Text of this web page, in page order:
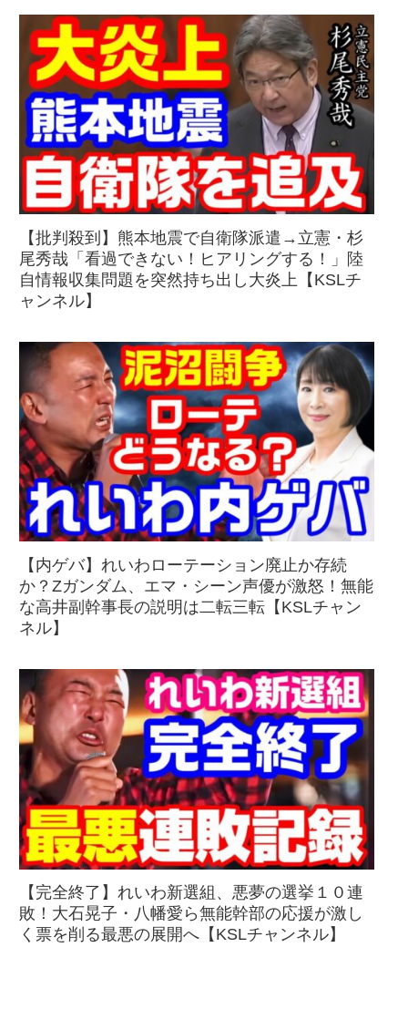
【批判殺到】熊本地震で自衛隊派遣→立憲・杉
尾秀哉「看過できない！ヒアリングする！」陸
自情報収集問題を突然持ち出し大炎上【KSLチ
ャンネル】
【内ゲバ】れいわローテーション廃止か存続
か？Zガンダム、エマ・シーン声優が激怒！無能
な高井副幹事長の説明は二転三転【KSLチャン
ネル】
【完全終了】れいわ新選組、悪夢の選挙１０連
敗！大石晃子・八幡愛ら無能幹部の応援が激し
く票を削る最悪の展開へ【KSLチャンネル】